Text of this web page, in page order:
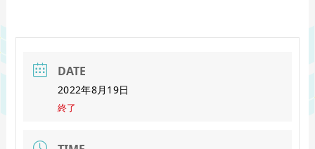
DATE
2022年8月19日
終了